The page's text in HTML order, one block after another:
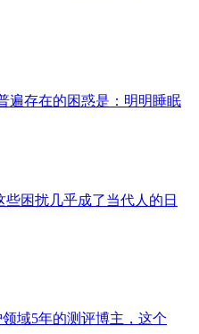
遍存在的困惑是：明明睡眠
困扰几乎成了当代人的日
域5年的测评博主，这个